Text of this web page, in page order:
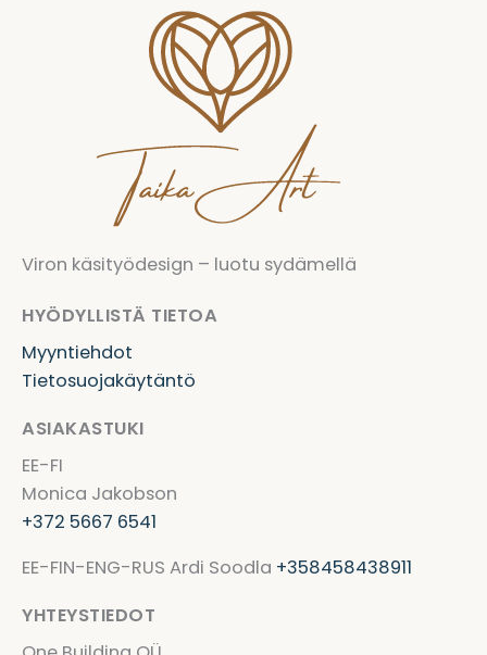
Viron käsityödesign – luotu sydämellä
HYÖDYLLISTÄ TIETOA
Myyntiehdot
Tietosuojakäytäntö
ASIAKASTUKI
EE-FI
Monica Jakobson
+372 5667 6541
EE-FIN-ENG-RUS Ardi Soodla +358458438911
YHTEYSTIEDOT